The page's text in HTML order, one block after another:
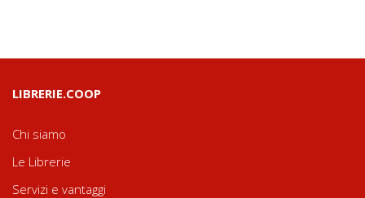
LIBRERIE.COOP
Chi siamo
Le Librerie
Servizi e vantaggi